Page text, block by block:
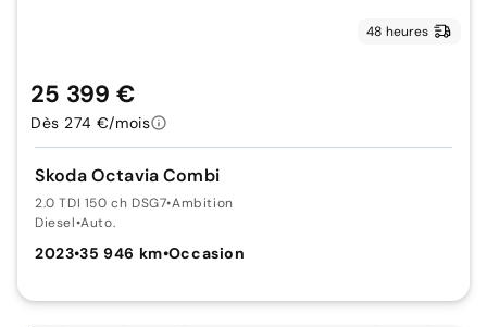
48 heures
Skoda Octavia Combi
2.0 TDI 150 ch DSG7•Ambition
Diesel•Auto.
2023•35 946 km•Occasion
25 399 €
Dès 274 €/mois